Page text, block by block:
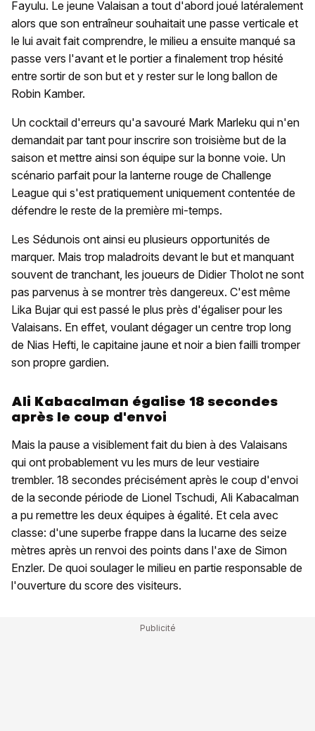
Fayulu. Le jeune Valaisan a tout d'abord joué latéralement
alors que son entraîneur souhaitait une passe verticale et
le lui avait fait comprendre, le milieu a ensuite manqué sa
passe vers l'avant et le portier a finalement trop hésité
entre sortir de son but et y rester sur le long ballon de
Robin Kamber.
Un cocktail d'erreurs qu'a savouré Mark Marleku qui n'en
demandait par tant pour inscrire son troisième but de la
saison et mettre ainsi son équipe sur la bonne voie. Un
scénario parfait pour la lanterne rouge de Challenge
League qui s'est pratiquement uniquement contentée de
défendre le reste de la première mi-temps.
Les Sédunois ont ainsi eu plusieurs opportunités de
marquer. Mais trop maladroits devant le but et manquant
souvent de tranchant, les joueurs de Didier Tholot ne sont
pas parvenus à se montrer très dangereux. C'est même
Lika Bujar qui est passé le plus près d'égaliser pour les
Valaisans. En effet, voulant dégager un centre trop long
de Nias Hefti, le capitaine jaune et noir a bien failli tromper
son propre gardien.
Ali Kabacalman égalise 18 secondes
après le coup d'envoi
Mais la pause a visiblement fait du bien à des Valaisans
qui ont probablement vu les murs de leur vestiaire
trembler. 18 secondes précisément après le coup d'envoi
de la seconde période de Lionel Tschudi, Ali Kabacalman
a pu remettre les deux équipes à égalité. Et cela avec
classe: d'une superbe frappe dans la lucarne des seize
mètres après un renvoi des points dans l'axe de Simon
Enzler. De quoi soulager le milieu en partie responsable de
l'ouverture du score des visiteurs.